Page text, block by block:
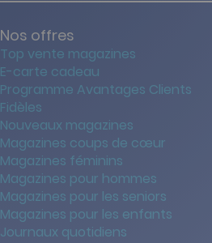
Nos offres
Top vente magazines
E-carte cadeau
Programme Avantages Clients
Fidèles
Nouveaux magazines
Magazines coups de cœur
Magazines féminins
Magazines pour hommes
Magazines pour les seniors
Magazines pour les enfants
Journaux quotidiens